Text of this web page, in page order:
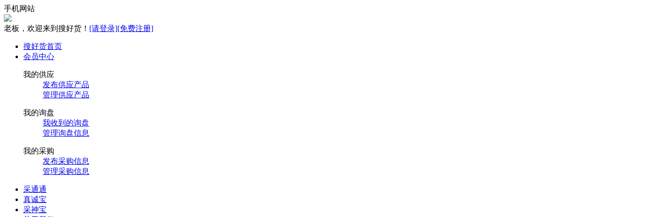
手机网站
老板，欢迎来到搜好货！ [请登录][免费注册]
搜好货首页
会员中心
我的供应
发布供应产品
管理供应产品
我的询盘
我收到的询盘
管理询盘信息
我的采购
发布采购信息
管理采购信息
采通通
真诚宝
采神宝